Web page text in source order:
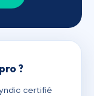
?
certifié